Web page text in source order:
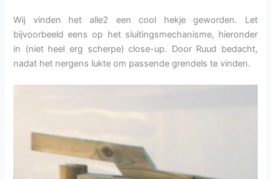
Wij vinden het alle2 een cool hekje geworden. Let
bijvoorbeeld eens op het sluitingsmechanisme, hieronder
in (niet heel erg scherpe) close-up. Door Ruud bedacht,
nadat het nergens lukte om passende grendels te vinden.